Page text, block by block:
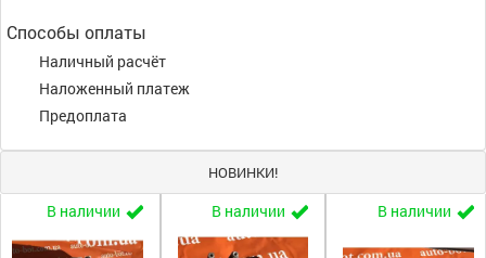
Способы оплаты
Наличный расчёт
Наложенный платеж
Предоплата
НОВИНКИ!
В наличии В наличии В наличии